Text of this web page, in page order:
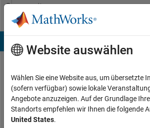
Weiter zum Inhalt
Community
Profile
Raul
Last
seen:
fast 2
Website auswählen
Wählen Sie eine Website aus, um übersetzte
(sofern verfügbar) sowie lokale
Angebote anzuzeigen. Auf der Grundlage
Standorts empfehlen wir Ihnen die folgende
United States.